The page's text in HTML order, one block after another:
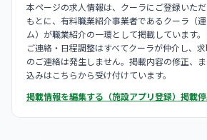
本ページの求人情報は、クーラにご登録いた
もとに、有料職業紹介事業者であるクーラ（
ム）が職業紹介の一環として掲載しています
ご連絡・日程調整はすべてクーラが仲介し、
のご連絡は発生しません。掲載内容の修正、
込みはこちらから受け付けています。
掲載情報を編集する（施設アプリ登録） 掲載